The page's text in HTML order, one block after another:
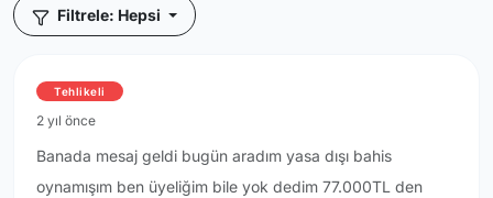
Filtrele: Hepsi
Tehlikeli
2 yıl önce
Banada mesaj geldi bugün aradım yasa dışı bahis
oynamışım ben üyeliğim bile yok dedim 77.000TL den